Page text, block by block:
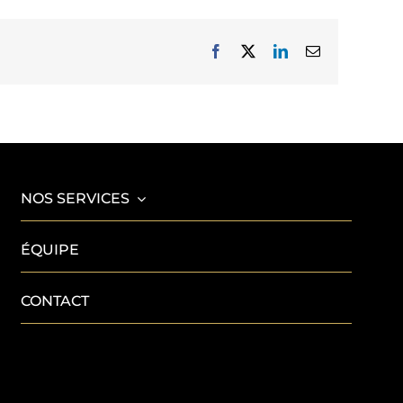
Facebook LinkedInEmail
NOS SERVICES
ÉQUIPE
CONTACT